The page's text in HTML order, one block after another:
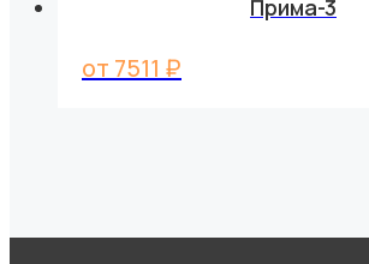
Прима-3
от 7511 ₽